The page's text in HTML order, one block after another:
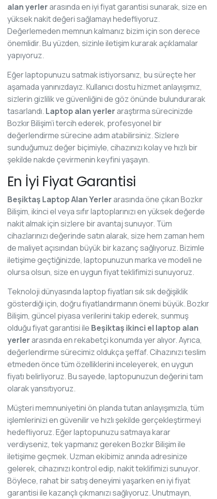
alan yerlerarasında en iyi fiyat garantisi sunarak, size en
yüksek nakit değeri sağlamayı hedefliyoruz.
Değerlemeden memnun kalmanız bizim için son derece
önemlidir. Bu yüzden, sizinle iletişim kurarak açıklamalar
yapıyoruz.
Eğer laptopunuzu satmak istiyorsanız, bu süreçte her
aşamada yanınızdayız. Kullanıcı dostu hizmet anlayışımız,
sizlerin gizlilik ve güvenliğini de göz önünde bulundurarak
tasarlandı. Laptop alan yerleraraştırma sürecinizde
Bozkır Bilişim’i tercih ederek, profesyonel bir
değerlendirme sürecine adım atabilirsiniz. Sizlere
sunduğumuz değer biçimiyle, cihazınızı kolay ve hızlı bir
şekilde nakde çevirmenin keyfini yaşayın.
En İyi Fiyat Garantisi
Beşiktaş Laptop Alan Yerlerarasında öne çıkan Bozkır
Bilişim, ikinci el veya sıfır laptoplarınızı en yüksek değerde
nakit almak için sizlere bir avantaj sunuyor. Tüm
cihazlarınızı değerinde satın alarak, size hem zaman hem
de maliyet açısından büyük bir kazanç sağlıyoruz. Bizimle
iletişime geçtiğinizde, laptopunuzun marka ve modeli ne
olursa olsun, size en uygun fiyat teklifimizi sunuyoruz.
Teknoloji dünyasında laptop fiyatları sık sık değişiklik
gösterdiği için, doğru fiyatlandırmanın önemi büyük. Bozkır
Bilişim, güncel piyasa verilerini takip ederek, sunmuş
olduğu fiyat garantisi ile Beşiktaş ikinci el laptop alan
yerlerarasında en rekabetçi konumda yer alıyor. Ayrıca,
değerlendirme sürecimiz oldukça şeffaf. Cihazınızı teslim
etmeden önce tüm özelliklerini inceleyerek, en uygun
fiyatı belirliyoruz. Bu sayede, laptopunuzun değerini tam
olarak yansıtıyoruz.
Müşteri memnuniyetini ön planda tutan anlayışımızla, tüm
işlemlerinizi en güvenilir ve hızlı şekilde gerçekleştirmeyi
hedefliyoruz. Eğer laptopunuzu satmaya karar
verdiyseniz, tek yapmanız gereken Bozkır Bilişim ile
iletişime geçmek. Uzman ekibimiz anında adresinize
gelerek, cihazınızı kontrol edip, nakit teklifimizi sunuyor.
Böylece, rahat bir satış deneyimi yaşarken en iyi fiyat
garantisi ile kazançlı çıkmanızı sağlıyoruz. Unutmayın,